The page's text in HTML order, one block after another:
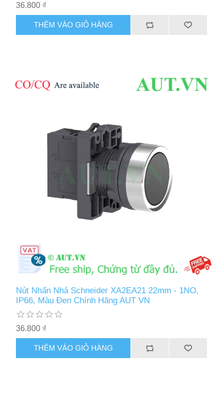
36.800 ₫
THÊM VÀO GIỎ HÀNG
Nút Nhấn Nhả Schneider XA2EA21 22mm - 1NO,
IP66, Màu Đen Chính Hãng AUT VN
36.800 ₫
THÊM VÀO GIỎ HÀNG